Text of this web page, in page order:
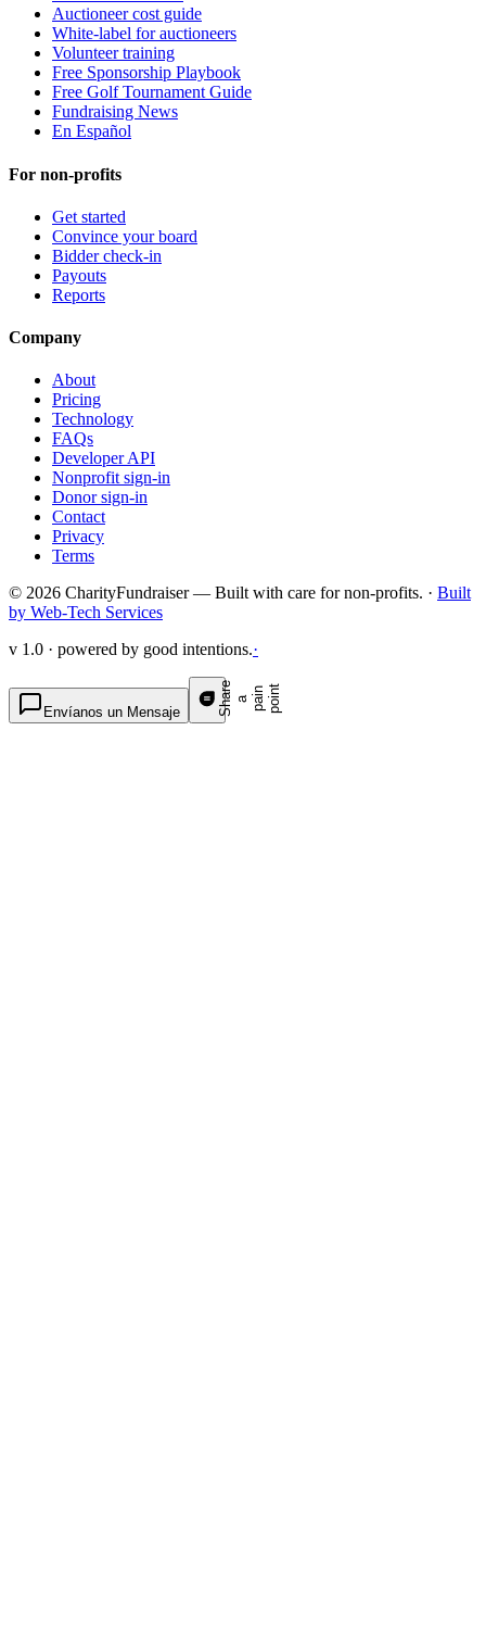
Auctioneer cost guide
White-label for auctioneers
Volunteer training
Free Sponsorship Playbook
Free Golf Tournament Guide
Fundraising News
En Español
For non-profits
Get started
Convince your board
Bidder check-in
Payouts
Reports
Company
About
Pricing
Technology
FAQs
Developer API
Nonprofit sign-in
Donor sign-in
Contact
Privacy
Terms
© 2026 CharityFundraiser — Built with care for non-profits. · Built
by Web-Tech Services
v 1.0 · powered by good intentions.·
Envíanos un Mensaje S
h
a r
e a
p a
i n
p
o i n t